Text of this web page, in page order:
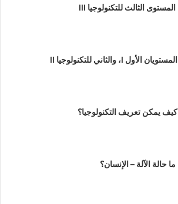
المستوى الثالث للتكنولوجيا III
المستويان الأول I، والثاني للتكنولوجيا II
كيف يمكن تعريف التكنولوجيا؟
ما حالة الآلة – الإنسان؟